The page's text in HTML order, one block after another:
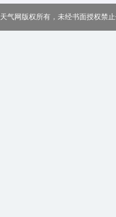
气网版权所有，未经书面授权